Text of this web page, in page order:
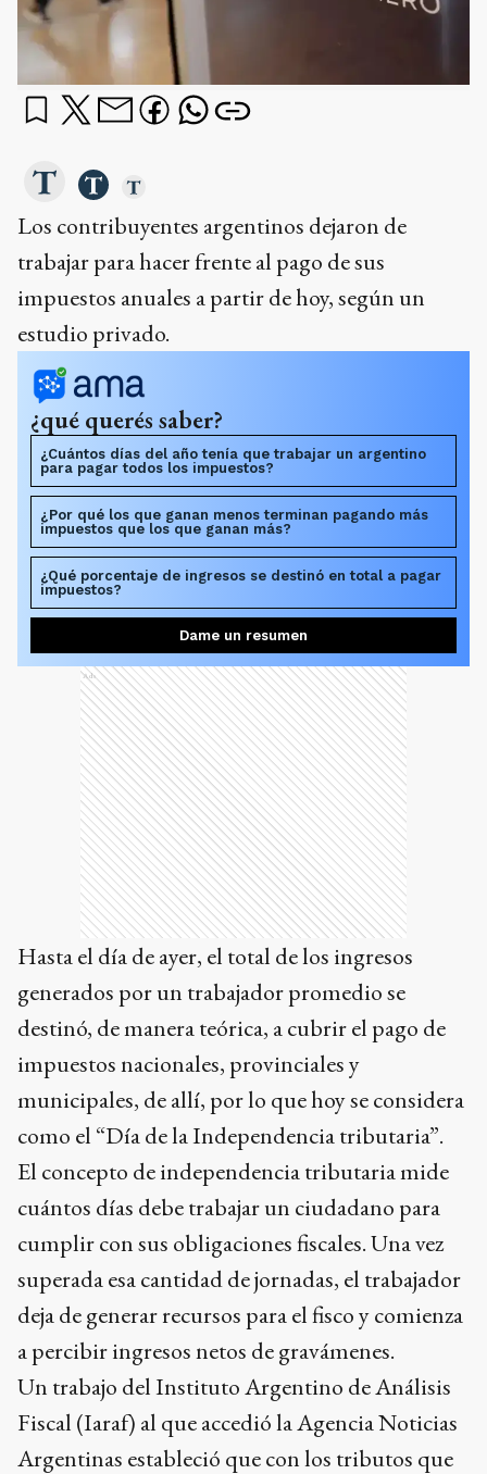
Los contribuyentes argentinos dejaron de
trabajar para hacer frente al pago de sus
impuestos anuales a partir de hoy, según un
estudio privado.
¿qué querés saber?
¿Cuántos días del año tenía que trabajar un argentino
para pagar todos los impuestos?
¿Por qué los que ganan menos terminan pagando más
impuestos que los que ganan más?
¿Qué porcentaje de ingresos se destinó en total a pagar
impuestos?
Dame un resumen
Ads
Hasta el día de ayer, el total de los ingresos
generados por un trabajador promedio se
destinó, de manera teórica, a cubrir el pago de
impuestos nacionales, provinciales y
municipales, de allí, por lo que hoy se considera
como el “Día de la Independencia tributaria”.
El concepto de independencia tributaria mide
cuántos días debe trabajar un ciudadano para
cumplir con sus obligaciones fiscales. Una vez
superada esa cantidad de jornadas, el trabajador
deja de generar recursos para el fisco y comienza
a percibir ingresos netos de gravámenes.
Un trabajo del Instituto Argentino de Análisis
Fiscal (Iaraf) al que accedió la Agencia Noticias
Argentinas estableció que con los tributos que